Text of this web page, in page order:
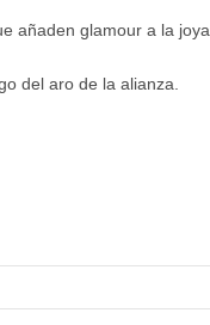
añaden glamour a la joya.
del aro de la alianza.